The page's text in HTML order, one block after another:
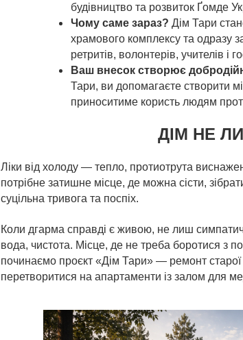
будівництво та розвиток Ґомде
Чому саме зараз? Дім Тари
храмового комплексу та одразу
ретритів, волонтерів, учителів і
Ваш внесок створює
Тари, ви допомагаєте створити
приноситиме користь людям
ДІМ НЕ
Ліки від холоду — тепло, протиотрута
потрібне затишне місце, де можна сісти,
суцільна тривога та поспіх.
Коли дгарма справді є живою, не лиш
вода, чистота. Місце, де не треба боротися з
починаємо проєкт «Дім Тари» — ремонт старої
перетворитися на апартаменти із залом для